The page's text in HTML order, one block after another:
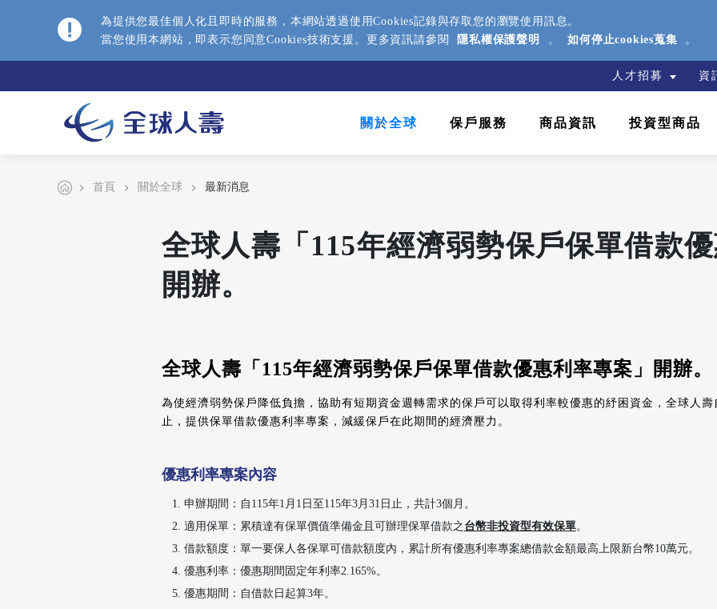
為提供您最佳個人化且即時的服務，本網站透過使用Cookies記錄與存取您的瀏覽使用訊息。
當您使用本網站，即表示您同意Cookies技術支援。更多資訊請參閱
隱私權保護聲明 。 如何停止cookies蒐集 。
關於全球 保戶服務 商品資訊 投資型商品
人才招募 資
首頁 關於全球 最新消息
全球人壽「115年經濟弱勢保戶保單借款優
開辦。
全球人壽「115年經濟弱勢保戶保單借款優惠利率專案」開辦。
為使經濟弱勢保戶降低負擔，協助有短期資金週轉需求的保戶可以取得利率較優惠的紓困資金，全球人壽
止，提供保單借款優惠利率專案，減緩保戶在此期間的經濟壓力。
優惠利率專案內容
申辦期間：自115年1月1日至115年3月31日止，共計3個月。
適用保單：累積達有保單價值準備金且可辦理保單借款之 台幣非投資型有效保單。
借款額度：單一要保人各保單可借款額度內，累計所有優惠利率專案總借款金額最高上限新台幣10萬元。
優惠利率：優惠期間固定年利率2.165%。
優惠期間：自借款日起算3年。